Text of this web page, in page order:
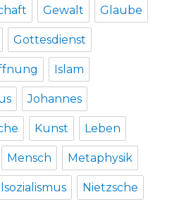
Gewalt Glaube
Gottesdienst
Islam
Johannes
Kunst Leben
Mensch Metaphysik
Nietzsche